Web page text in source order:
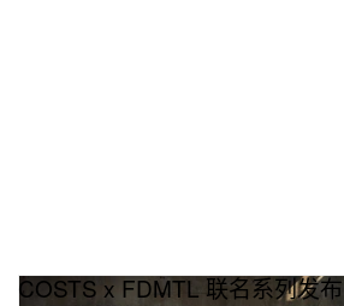
COSTS x FDMTL 联名系列发布